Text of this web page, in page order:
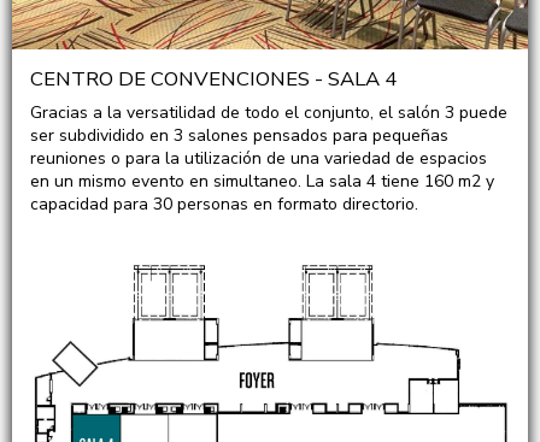
CENTRO DE CONVENCIONES - SALA 4
Gracias a la versatilidad de todo el conjunto, el salón 3 puede
ser subdividido en 3 salones pensados para pequeñas
reuniones o para la utilización de una variedad de espacios
en un mismo evento en simultaneo. La sala 4 tiene 160 m2 y
capacidad para 30 personas en formato directorio.